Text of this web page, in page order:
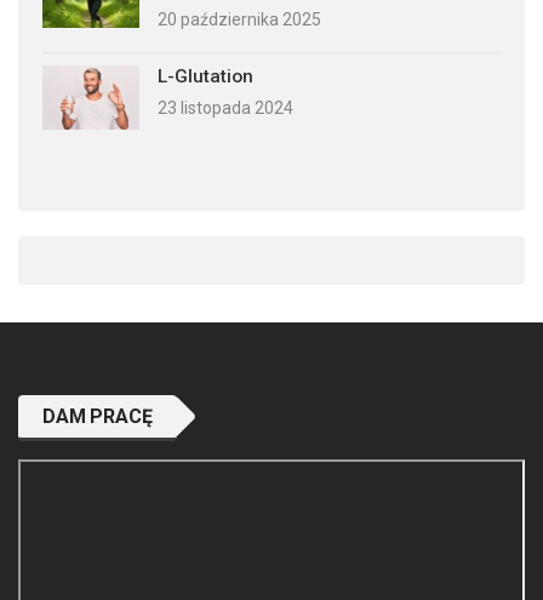
20 października 2025
L-Glutation
23 listopada 2024
DAM PRACĘ